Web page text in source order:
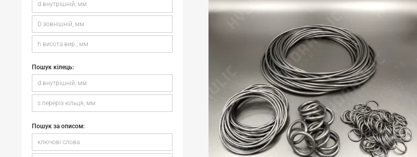
Пошук кілець:
Пошук за описом: